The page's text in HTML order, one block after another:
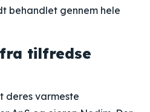
behandlet gennem hele
tilfredse
deres varmeste